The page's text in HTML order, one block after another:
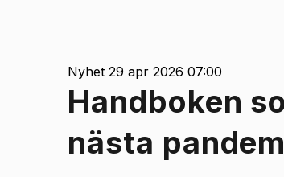
Nyhet 29 apr 2026 07:00
Handboken
nästa